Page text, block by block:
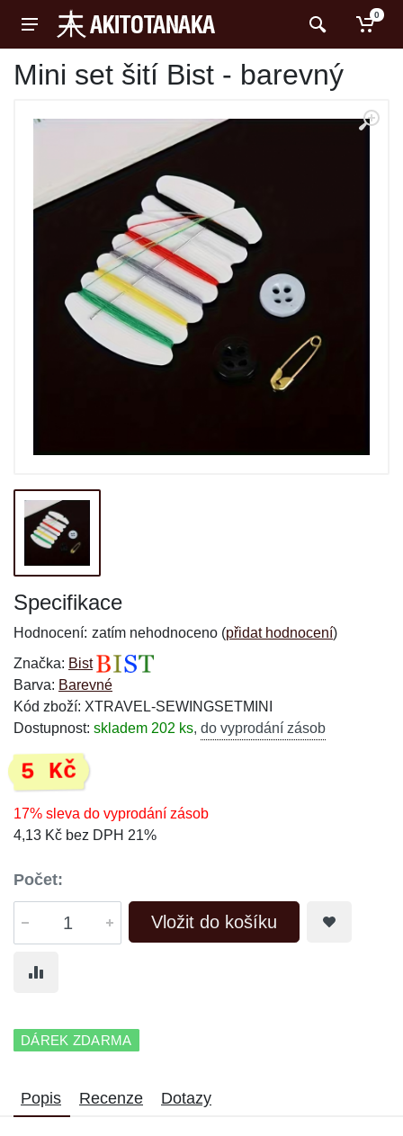
0
Mini set šití Bist - barevný
Specifikace
Hodnocení: zatím nehodnoceno (přidat hodnocení)
Značka: Bist
Barva: Barevné
Kód zboží: XTRAVEL-SEWINGSETMINI
Dostupnost: skladem 202 ks, do vyprodání zásob
5 Kč
17% sleva do vyprodání zásob
4,13 Kč bez DPH 21%
Počet:
Vložit do košíku
DÁREK ZDARMA
Popis Recenze Dotazy